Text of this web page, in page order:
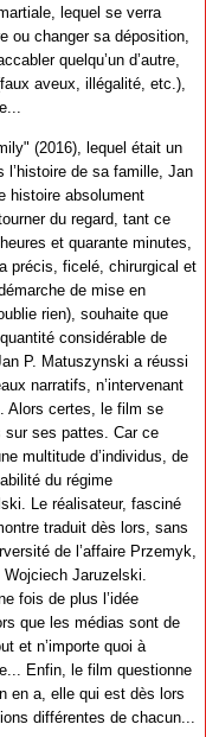
lequel se verra
ou changer sa déposition,
quelqu’un d’autre,
aveux, illégalité, etc.),
(2016), lequel était un
l’histoire de sa famille, Jan
histoire absolument
du regard, tant ce
et quarante minutes,
précis, ficelé, chirurgical et
de mise en
rien), souhaite que
considérable de
P. Matuszynski a réussi
narratifs, n’intervenant
Alors certes, le film se
sur ses pattes. Car ce
multitude d’individus, de
du régime
Le réalisateur, fasciné
traduit dès lors, sans
de l’affaire Przemyk,
Jaruzelski.
fois de plus l’idée
que les médias sont de
et n’importe quoi à
Enfin, le film questionne
en a, elle qui est dès lors
différentes de chacun...